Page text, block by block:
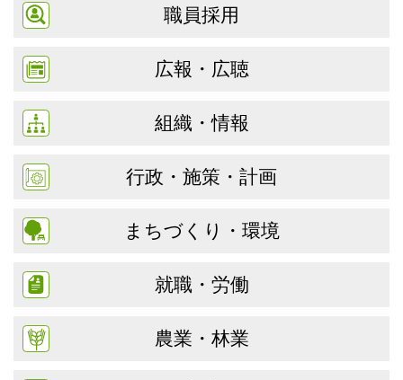
職員採用
広報・広聴
組織・情報
行政・施策・計画
まちづくり・環境
就職・労働
農業・林業